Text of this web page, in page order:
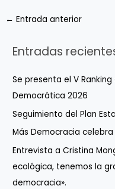
← Entrada anterior
Entradas
Se presenta el V
Democrática 2026
Seguimiento del Plan
Más Democracia
Entrevista a Cristina
ecológica, tenemos la
democracia».